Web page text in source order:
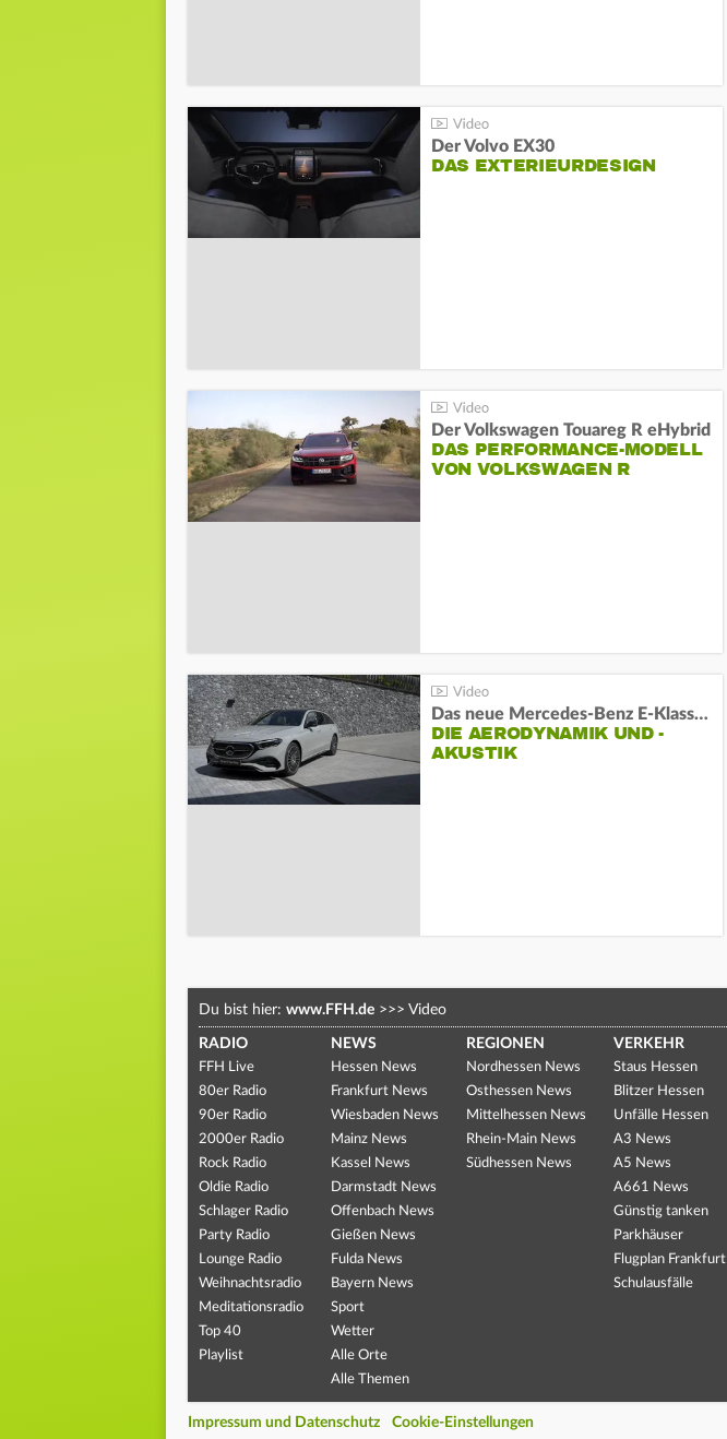
Der Volvo EX30
DAS EXTERIEURDESIGN
Der Volkswagen Touareg R eHybrid
DAS PERFORMANCE-MODELL
VON VOLKSWAGEN R
Das neue Mercedes-Benz E-Klasse T-Modell
DIE AERODYNAMIK UND -
AKUSTIK
Du bist hier: www.FFH.de >>> Video
RADIO
FFH Live
80er Radio
90er Radio
2000er Radio
Rock Radio
Oldie Radio
Schlager Radio
Party Radio
Lounge Radio
Weihnachtsradio
Meditationsradio
Top 40
Playlist
NEWS
Hessen News
Frankfurt News
Wiesbaden News
Mainz News
Kassel News
Darmstadt News
Offenbach News
Gießen News
Fulda News
Bayern News
Sport
Wetter
Alle Orte
Alle Themen
REGIONEN
Nordhessen News
Osthessen News
Mittelhessen News
Rhein-Main News
Südhessen News
VERKEHR
Staus Hessen
Blitzer Hessen
Unfälle Hessen
A3 News
A5 News
A661 News
Günstig tanken
Parkhäuser
Flugplan Frankfurt
Schulausfälle
Impressum und Datenschutz Cookie-Einstellungen